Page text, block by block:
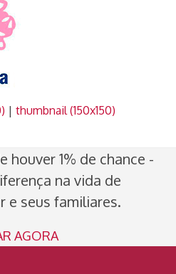
|thumbnail (150x150)
houver 1% de chance -
na vida de
e seus familiares.
AGORA